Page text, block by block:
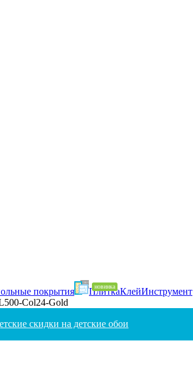
покрытия ПлиткаКлейИнструмент
Col24-Gold
скидки на детские обои